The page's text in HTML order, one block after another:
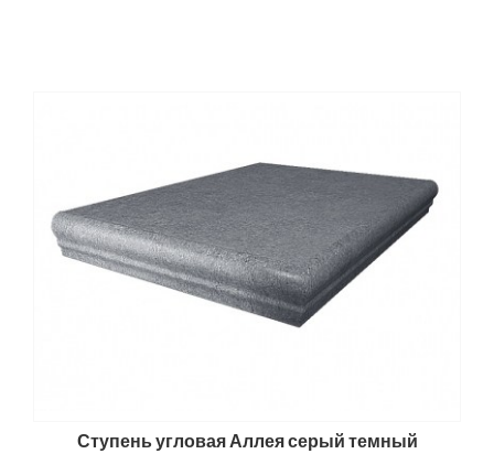
Ступень угловая Аллея серый темный